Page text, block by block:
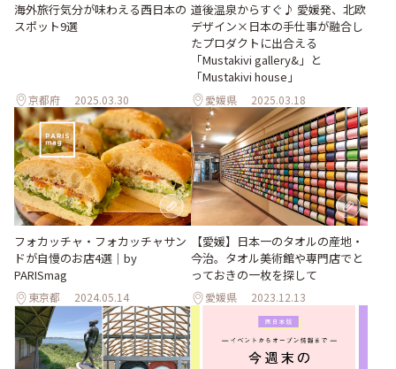
海外旅行気分が味わえる西日本の
スポット9選
京都府 2025.03.30
道後温泉からすぐ♪ 愛媛発、北欧
デザイン×日本の手仕事が融合し
たプロダクトに出合える
「Mustakivi gallery&」と
「Mustakivi house」
愛媛県 2025.03.18
フォカッチャ・フォカッチャサン
ドが自慢のお店4選｜by
PARISmag
東京都 2024.05.14
【愛媛】日本一のタオルの産地・
今治。タオル美術館や専門店でと
っておきの一枚を探して
愛媛県 2023.12.13